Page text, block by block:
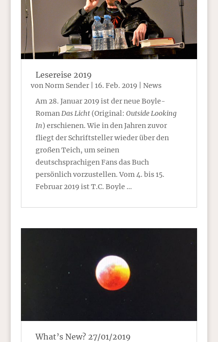
Lesereise 2019
vonNorm Sender| 16. Feb. 2019| News
Am 28. Januar 2019 ist der neue Boyle-
RomanDas Licht(Original: Outside Looking
In) erschienen. Wie in den Jahren zuvor
fliegt der Schriftsteller wieder über den
großen Teich, um seinen
deutschsprachigen Fans das Buch
persönlich vorzustellen. Vom 4. bis 15.
Februar 2019 ist T.C. Boyle …
What’s New? 27/01/2019